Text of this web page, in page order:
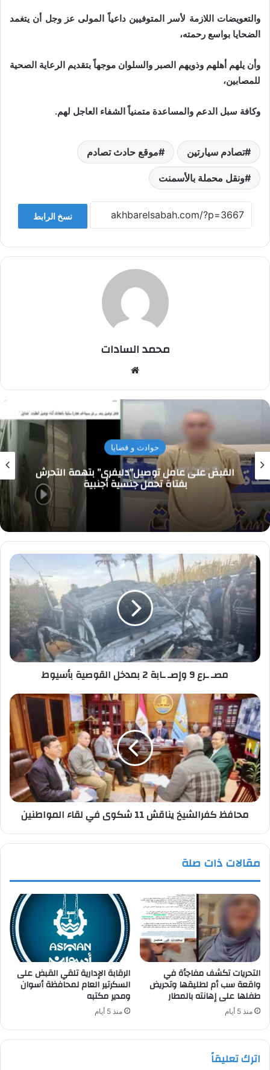
والتعويضات اللازمة لأسر المتوفيين داعياً المولى عز وجل أن يتغمد
الضحايا بواسع رحمته،
وأن يلهم أهلهم وذويهم الصبر والسلوان موجهاً بتقديم الرعاية الصحية
للمصابين،
وكافة سبل الدعم والمساعدة متمنياً الشفاء العاجل لهم.
تصادم سيارتين موقع حادث تصادم
ونقل محملة بالأسمنت
نسخ الرابط
محمد السادات
حوادث و قضايا
القبض على عامل توصيل”دليفرى” بتهمة التحرش
بفتاة تحمل جنسية أجنبية
مصـ
ـرع
وإصـ
ـابة
القوصية
بأسيوط
مصـ ـرع 9 وإصـ ـابة 2 بمدخل القوصية بأسيوط
محافظ
كفرالشيخ
يناقش
11
شكوى
في
لقاء
المواطنين
محافظ كفرالشيخ يناقش 11 شكوى في لقاء المواطنين
مقالات ذات صلة
التحريات تكشف مفاجأة في
واقعة سب أم لطليقها وتحريض
طفلها على إهانته بالمطار
منذ 5 أيام
الرقابة الإدارية تلقي القبض على
السكرتير العام لمحافظة أسوان
ومدير مكتبه
منذ 5 أيام
اترك تعليقاً